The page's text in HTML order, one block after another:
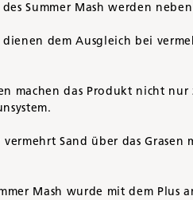
Summer Mash werden
dem Ausgleich bei
machen das Produkt nicht
Sand über das
Mash wurde mit dem Plus